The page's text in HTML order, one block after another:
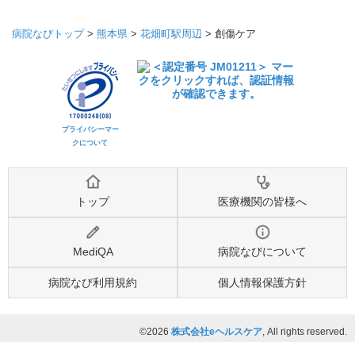
病院なびトップ> 熊本県 > 花畑町駅周辺 > 創傷ケア
プライバシーマー
クについて
トップ 医療機関の皆様へ
MediQA 病院なびについて
病院なび利用規約 個人情報保護方針
©2026 株式会社eヘルスケア, All rights reserved.